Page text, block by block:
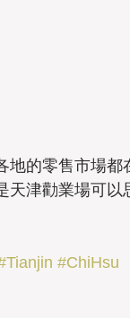
地的零售市場
天津勸業場可以
#ChiHsu